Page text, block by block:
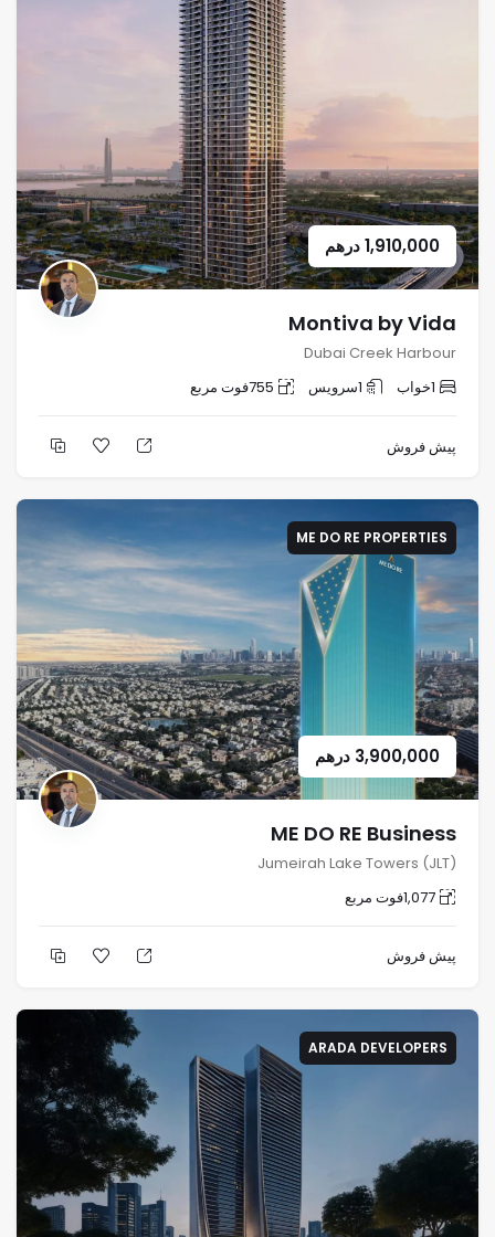
1,910,000درهم
Montiva by Vida
Dubai Creek Harbour
1خواب 1سرویس 755فوت مربع
پیش فروش
ME DO RE PROPERTIES
3,900,000 درهم
ME DO RE Business
Jumeirah Lake Towers (JLT)
1,077فوت مربع
پیش فروش
ARADA DEVELOPERS